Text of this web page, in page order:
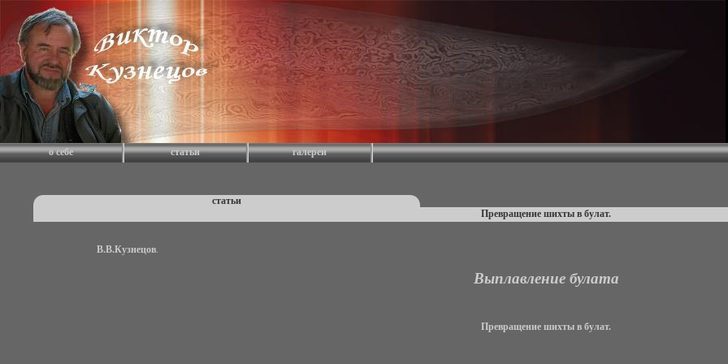
о себе статьи галереи
статьи
Превращение шихты в булат.
В.В.Кузнецов.
Выплавление булата
Превращение шихты в булат.